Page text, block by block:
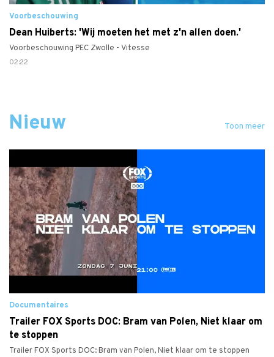
Voorbeschouwing
Dean Huiberts: 'Wij moeten het met z'n allen doen.'
Voorbeschouwing PEC Zwolle - Vitesse
02:22
Nieuw Toon meer
Documentaires
Trailer FOX Sports DOC: Bram van Polen, Niet klaar om
te stoppen
Trailer FOX Sports DOC: Bram van Polen, Niet klaar om te stoppen